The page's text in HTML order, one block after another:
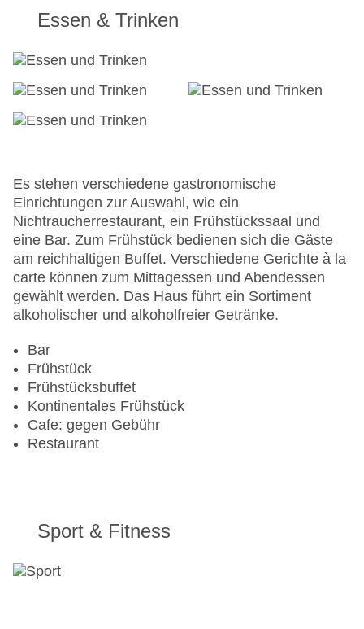
WLAN/WiFi im Hotel
Letzte umfassende Renovierung: 2002
Anzahl der Aufzüge: 1
Haustiere auf Anfrage: gegen Gebühr
Gesamtanzahl der Stockwerke: 7
EC Maestro, Mastercard, Visa
Landeskategorie: 4 Sterne
Essen & Trinken
Es stehen verschiedene gastronomische
Einrichtungen zur Auswahl, wie ein
Nichtraucherrestaurant, ein Frühstückssaal und
eine Bar. Zum Frühstück bedienen sich die Gäste
am reichhaltigen Buffet. Verschiedene Gerichte à la
carte können zum Mittagessen und Abendessen
gewählt werden. Das Haus führt ein Sortiment
alkoholischer und alkoholfreier Getränke.
Bar
Frühstück
Frühstücksbuffet
Kontinentales Frühstück
Cafe: gegen Gebühr
Restaurant
Sport & Fitness